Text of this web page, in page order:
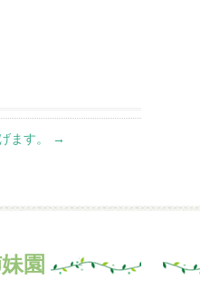
ます。 →
園